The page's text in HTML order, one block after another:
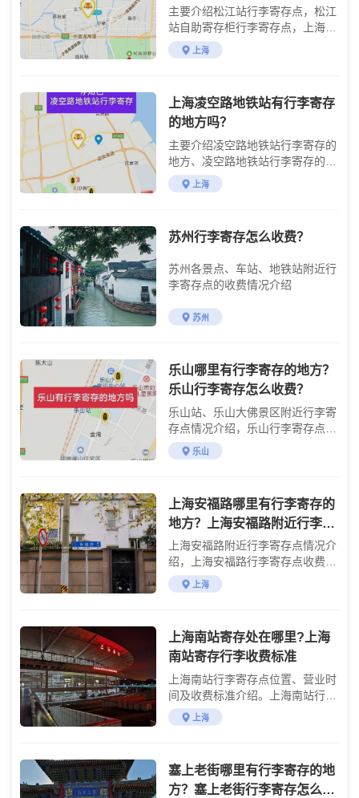
江站行李寄存处，松江站存包
的地方，上海行李寄送服
主要介绍松江站行李寄存点，松江
站自助寄存柜行李寄存点，上海松
江站行李寄存处，松江站存包的地
方，松江附近的景点
上海
上海凌空路地铁站有行李寄存
的地方吗？
主要介绍凌空路地铁站行李寄存的
地方、凌空路地铁站行李寄存的费
用及使用方法
上海
苏州行李寄存怎么收费？
苏州各景点、车站、地铁站附近行
李寄存点的收费情况介绍
苏州
乐山哪里有行李寄存的地方？
乐山行李寄存怎么收费？
乐山站、乐山大佛景区附近行李寄
存点情况介绍，乐山行李寄存点收
费标准介绍
乐山
上海安福路哪里有行李寄存的
地方？上海安福路附近行李寄
存怎么收费？
上海安福路附近行李寄存点情况介
绍，上海安福路行李寄存点收费标
准介绍
上海
上海南站寄存处在哪里?上海
南站寄存行李收费标准
上海南站行李寄存点位置、营业时
间及收费标准介绍。上海南站行李
寄存流程说明。
上海
塞上老街哪里有行李寄存的地
方？塞上老街行李寄存怎么收